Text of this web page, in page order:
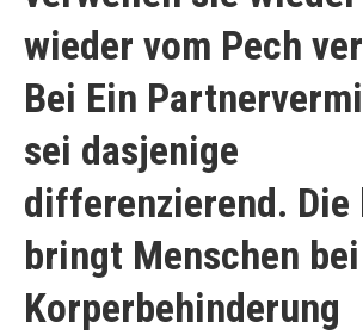
wieder vom Pech
Bei Ein
sei dasjenige
differenzierend. Die
bringt Menschen bei
Korperbehinderung